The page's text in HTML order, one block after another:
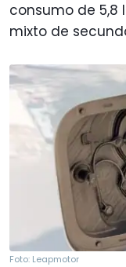
consumo de 5,8
mixto de
Foto: Leapmotor